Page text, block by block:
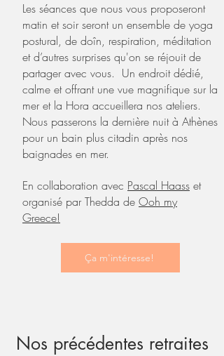
Les séances que nous vous proposeront
matin et soir seront un ensemble de yoga
postural, de doîn, respiration, méditation
et d’autres surprises qu'on se réjouit de
partager avec vous. Un endroit dédié,
calme et offrant une vue magnifique sur la
mer et la Hora accueillera nos ateliers.
Nous passerons la dernière nuit à Athènes
pour un bain plus citadin après nos
baignades en mer.
En collaboration avec Pascal Haass et
organisé par Thedda de Ooh my
Greece!
Ça m'intéresse!
Nos précédentes retraites